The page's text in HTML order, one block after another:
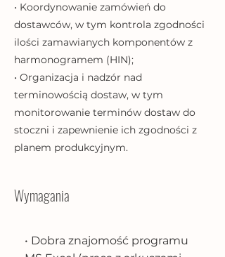
• Koordynowanie zamówień do
dostawców, w tym kontrola zgodności
ilości zamawianych komponentów z
harmonogramem (HIN);
• Organizacja i nadzór nad
terminowością dostaw, w tym
monitorowanie terminów dostaw do
stoczni i zapewnienie ich zgodności z
planem produkcyjnym.
Wymagania
• Dobra znajomość programu